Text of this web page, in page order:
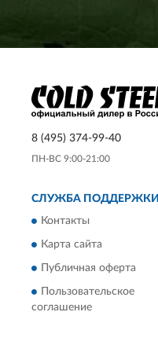
8 (495) 374-99-40
ПН-ВС 9:00-21:00
СЛУЖБА ПОДДЕРЖКИ
Контакты
Карта сайта
Публичная оферта
Пользовательское
соглашение